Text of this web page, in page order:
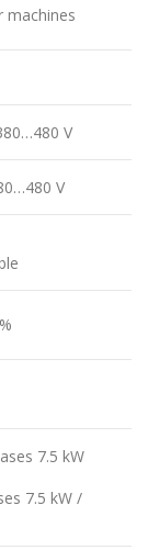
machines
V
V
7.5 kW
7.5 kW /